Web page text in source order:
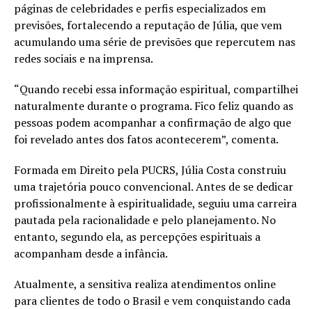
páginas de celebridades e perfis especializados em
previsões, fortalecendo a reputação de Júlia, que vem
acumulando uma série de previsões que repercutem nas
redes sociais e na imprensa.
“Quando recebi essa informação espiritual, compartilhei
naturalmente durante o programa. Fico feliz quando as
pessoas podem acompanhar a confirmação de algo que
foi revelado antes dos fatos acontecerem”, comenta.
Formada em Direito pela PUCRS, Júlia Costa construiu
uma trajetória pouco convencional. Antes de se dedicar
profissionalmente à espiritualidade, seguiu uma carreira
pautada pela racionalidade e pelo planejamento. No
entanto, segundo ela, as percepções espirituais a
acompanham desde a infância.
Atualmente, a sensitiva realiza atendimentos online
para clientes de todo o Brasil e vem conquistando cada